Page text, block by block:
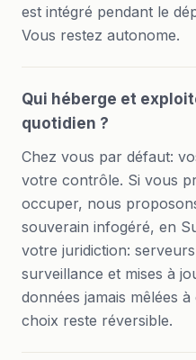
est intégré pendant le
Vous restez autonome.
Qui héberge et
quotidien ?
Chez vous par défaut:
votre contrôle. Si vous
occuper, nous
souverain infogéré, en
votre juridiction:
surveillance et mises à
données jamais mêlées
choix reste réversible.